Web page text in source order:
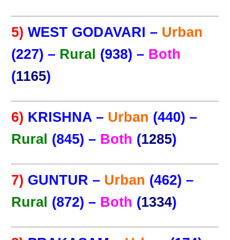
5) WEST GODAVARI – Urban
(227) – Rural (938) – Both
(1165)
6) KRISHNA – Urban (440) –
Rural (845) – Both (1285)
7) GUNTUR – Urban (462) –
Rural (872) – Both (1334)